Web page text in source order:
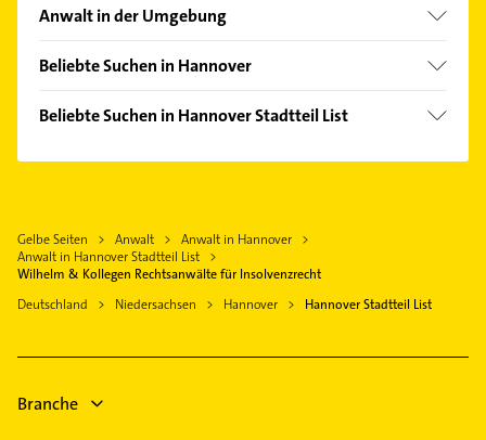
Ahlem
Badenstedt
Bothfeld
Brink-Hafen
Döhren
Groß Buchholz
Heideviertel
Kleefeld
Anwalt in der Umgebung
Langenhagen
Isernhagen
Garbsen
Gehrden Hannover
Burgwedel
Beliebte Suchen in Hannover
Steuerberater
Physiotherapie
Hausarzt
Allgemeinarzt
Beliebte Suchen in Hannover Stadtteil List
Arzt
Klempner
Gasinstallateur
Lüftungsanlagen
Gelbe Seiten Anwalt
Anwalt in Hannover
Anwalt in Hannover Stadtteil List
Wilhelm & Kollegen Rechtsanwälte für Insolvenzrecht
Deutschland
Niedersachsen Hannover Hannover Stadtteil List
Branche